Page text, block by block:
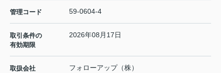
管理コード 59-0604-4
取引条件の
有効期限
2026年08月17日
取扱会社
フォローアップ（株）